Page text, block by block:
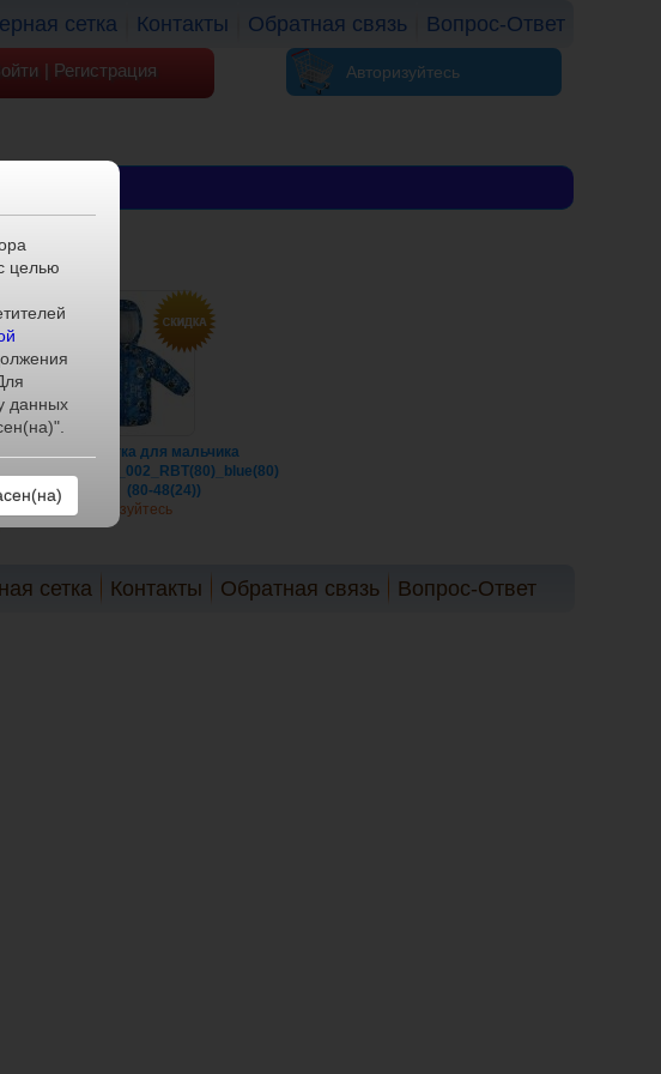
сетка Контакты Обратная связь Вопрос-Ответ
Авторизуйтесь
| Регистрация
Куртка для мальчика
V_42_030_002_RBT(80)_blue(80)
(80-48(24))
Авторизуйтесь
сетка Контакты Обратная связь Вопрос-Ответ
целью
данных